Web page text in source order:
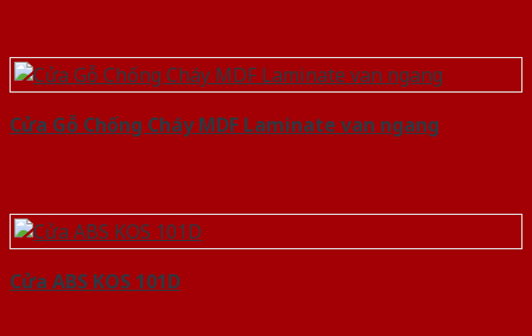
Cửa Gỗ Chống Cháy MDF Laminate van ngang
Cửa ABS KOS 101D